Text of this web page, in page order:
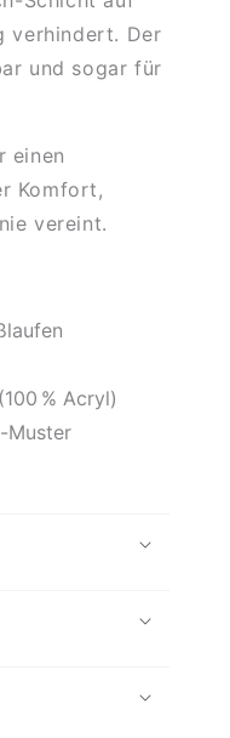
verhindert. Der
und sogar für
einen
Komfort,
vereint.
% Acryl)
Muster